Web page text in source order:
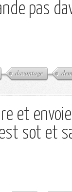
pas
davantage
et
sot et